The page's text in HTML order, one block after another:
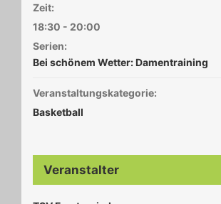
Zeit:
18:30 - 20:00
Serien:
Bei schönem Wetter: Damentraining
Veranstaltungskategorie:
Basketball
Veranstalter